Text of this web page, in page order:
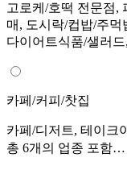
고로케/호떡 전문점,
매, 도시락/컵밥/주
다이어트식품/샐러
카페/커피/찻집
카페/디저트, 테이크
총 6개의 업종 포함…